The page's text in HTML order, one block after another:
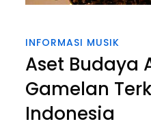
INFORMASI MUSIK
Aset Budaya
Gamelan
Indonesia